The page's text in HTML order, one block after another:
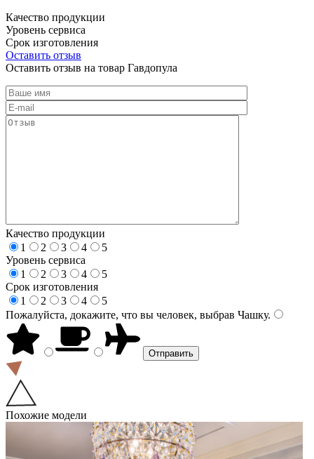
Качество продукции
Уровень сервиса
Срок изготовления
Оставить отзыв
Оставить отзыв на товар Гавдопула
Качество продукции
1
2 3 4
5
Уровень сервиса
1
2 3 4
5
Срок изготовления
1
2 3 4
5
Пожалуйста, докажите, что вы человек, выбрав Чашку.
Похожие модели